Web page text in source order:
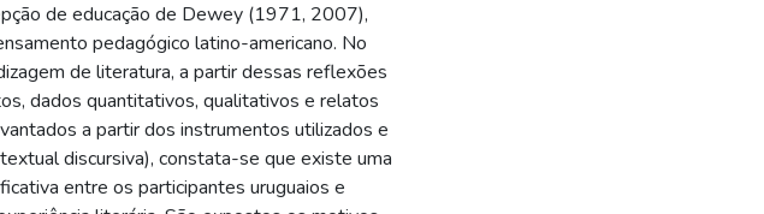
de educação de Dewey (1971, 2007),
pedagógico latino-americano. No
de literatura, a partir dessas reflexões
dados quantitativos, qualitativos e relatos
a partir dos instrumentos utilizados e
discursiva), constata-se que existe uma
entre os participantes uruguaios e